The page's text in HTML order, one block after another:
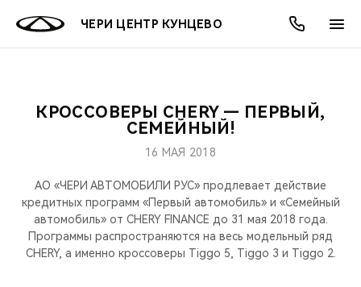
ЧЕРИ ЦЕНТР КУНЦЕВО
МОДЕЛИ
КРОССОВЕРЫ
СЕДАНЫ
ПОКУПАТЕЛЯМ
КРЕДИТ И СТРАХОВАНИЕ
ВЛАДЕЛЬЦАМ
ЗАПЧАСТИ И АКСЕССУАРЫ
ПОДДЕРЖКА
МИР CHERY
О БРЕНДЕ
CHERY В СОЦСЕТЯХ
АКЦИИ
ОНЛАЙН СЕРВИСЫ
КРЕДИТ
О КОМПАНИИ
МЫ В СОЦСЕТЯХ
КРОССОВЕРЫ CHERY — ПЕРВЫЙ,
СЕМЕЙНЫЙ!
16 МАЯ 2018
АО «ЧЕРИ АВТОМОБИЛИ РУС» продлевает действие
кредитных программ «Первый автомобиль» и «Семейный
автомобиль» от CHERY FINANCE до 31 мая 2018 года.
Программы распространяются на весь модельный ряд
CHERY, а именно кроссоверы Tiggo 5, Tiggo 3 и Tiggo 2.